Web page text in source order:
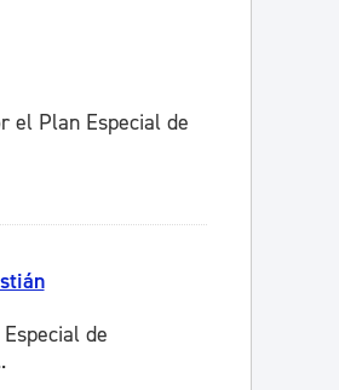
el Plan Especial de
de